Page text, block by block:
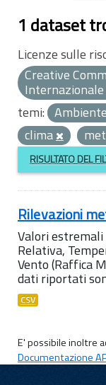
1 dataset
Licenze sulle
Creative
Internazionale
temi: Ambiente
clima
RISULTATO DEL
Rilevazioni
Valori estremali
Relativa,
Vento (Raffica
dati riportati
CSV
E' possibile inoltre
Documentazione